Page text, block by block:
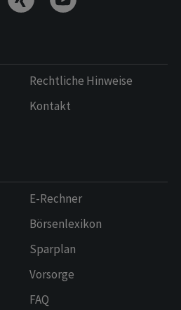
Rechtliche Hinweise
Kontakt
E-Rechner
Börsenlexikon
Sparplan
Vorsorge
FAQ